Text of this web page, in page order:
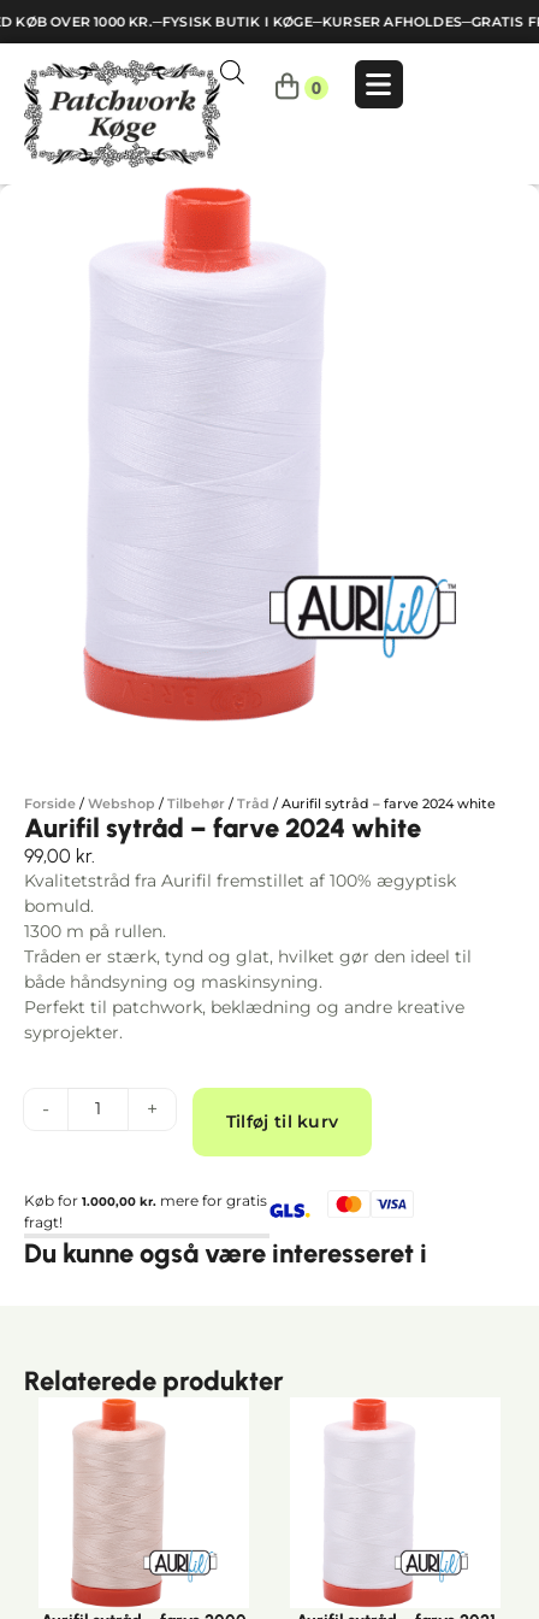
KØB OVER 1000 KR.─FYSISK BUTIK I KØGE─KURSER AFHOLDES─GRATIS
0
Indkøbskurv
Din
kurv
Forside / Webshop / Tilbehør / Tråd / Aurifil sytråd – farve 2024 white
Aurifil sytråd – farve 2024 white
99,00 kr.
Kvalitetstråd fra Aurifil fremstillet af 100% ægyptisk
bomuld.
1300 m på rullen.
Tråden er stærk, tynd og glat, hvilket gør den ideel til
både håndsyning og maskinsyning.
Perfekt til patchwork, beklædning og andre kreative
syprojekter.
- +
Tilføj til kurv
Køb for 1.000,00 kr. mere for gratis
fragt!
Du kunne også være interesseret i
Relaterede produkter